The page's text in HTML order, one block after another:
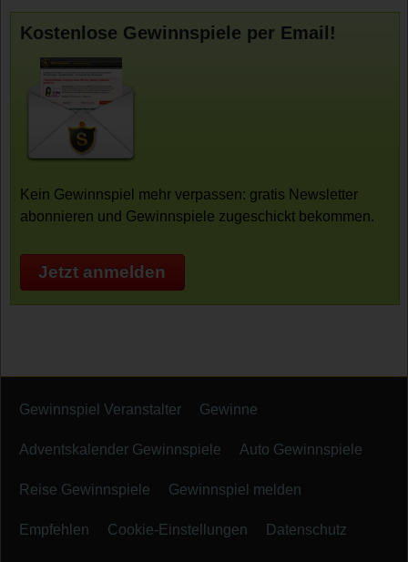
Kostenlose Gewinnspiele per Email!
Kein Gewinnspiel mehr verpassen: gratis Newsletter
abonnieren und Gewinnspiele zugeschickt bekommen.
Jetzt anmelden
Gewinnspiel Veranstalter Gewinne
Adventskalender Gewinnspiele Auto Gewinnspiele
Reise Gewinnspiele Gewinnspiel melden
Empfehlen Cookie-Einstellungen Datenschutz